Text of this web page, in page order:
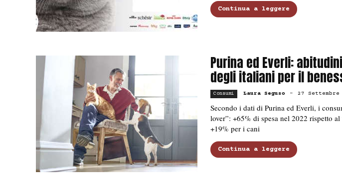
Continua a leggere
Purina ed Everli:
degli italiani per il
Consumi Laura Seguso - 27 Settembre
Secondo i dati di Purina ed Everli, i
lover”: +65% di spesa nel 2022 rispetto
+19% per i cani
Continua a leggere